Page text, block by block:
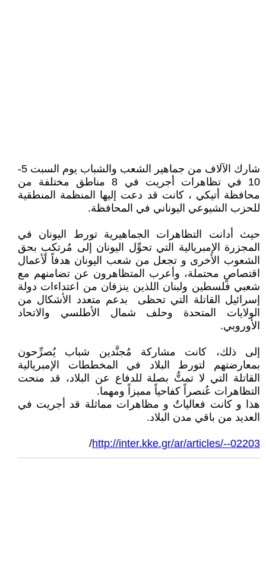
شارك الآلاف من جماهير الشعب والشباب يوم السبت 5-
10 في تظاهرات أجريت في 8 مناطق مختلفة من
محافظة أتيكي ، كانت قد دعت إليها المنظمة المنطقية
للحزب الشيوعي اليوناني في المحافظة.
حيث أدانت التظاهرات الجماهيرية تورط اليونان في
المجزرة الإمبريالية التي تحوِّل اليونان إلى مُرتكبٍ بحق
الشعوب الأخرى و تجعل من شعب اليونان هدفاً لأعمال
اقتصاصٍ محتملة، وأعرب المتظاهرون عن تضامنهم مع
شعبي فلسطين ولبنان اللذين ينزفان من اعتداءات دولة
إسرائيل القاتلة التي تحظى بدعم متعدد اﻷشكال من
الولايات المتحدة وحلف شمال الأطلسي والاتحاد
الأوروبي.
إلى ذلك، كانت مشاركة مُجنَّدين شباب يُصرِّحون
بمعارضتهم لتورط البلاد في المخططات الإمبريالية
القاتلة التي لا تمتُّ بصلة للدفاع عن البلاد، قد منحت
التظاهرات عُنصراً كفاحياً مميزاً ومهما.
هذا و كانت فعالياتٌ و مظاهرات مماثلة قد أجريت في
العديد من باقي مدن البلاد.
http://inter.kke.gr/ar/articles/--02203
/